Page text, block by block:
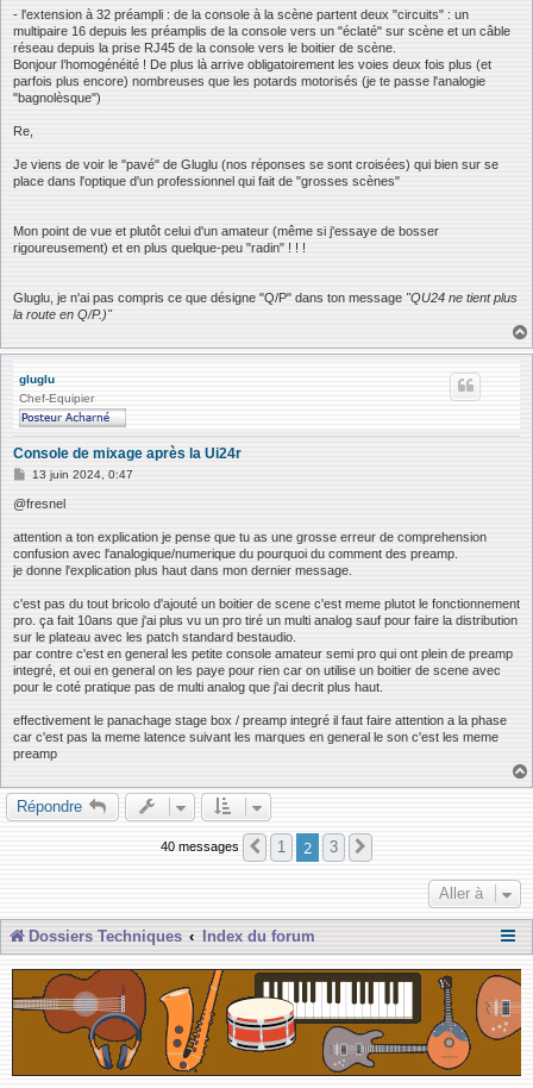
- l'extension à 32 préampli : de la console à la scène partent deux "circuits" : un
multipaire 16 depuis les préamplis de la console vers un "éclaté" sur scène et un câble
réseau depuis la prise RJ45 de la console vers le boitier de scène.
Bonjour l’homogénéité ! De plus là arrive obligatoirement les voies deux fois plus (et
parfois plus encore) nombreuses que les potards motorisés (je te passe l'analogie
"bagnolèsque")
Re,
Je viens de voir le "pavé" de Gluglu (nos réponses se sont croisées) qui bien sur se
place dans l'optique d'un professionnel qui fait de "grosses scènes"
Mon point de vue et plutôt celui d'un amateur (même si j'essaye de bosser
rigoureusement) et en plus quelque-peu "radin" ! ! !
Gluglu, je n'ai pas compris ce que désigne "Q/P" dans ton message "QU24 ne tient plus
la route en Q/P.)"
gluglu
Chef-Equipier
Console de mixage après la Ui24r
M
s
g
e
13 juin 2024, 0:47
@fresnel
attention a ton explication je pense que tu as une grosse erreur de comprehension
confusion avec l'analogique/numerique du pourquoi du comment des preamp.
je donne l'explication plus haut dans mon dernier message.
c'est pas du tout bricolo d'ajouté un boitier de scene c'est meme plutot le fonctionnement
pro. ça fait 10ans que j'ai plus vu un pro tiré un multi analog sauf pour faire la distribution
sur le plateau avec les patch standard bestaudio.
par contre c'est en general les petite console amateur semi pro qui ont plein de preamp
integré, et oui en general on les paye pour rien car on utilise un boitier de scene avec
pour le coté pratique pas de multi analog que j'ai decrit plus haut.
effectivement le panachage stage box / preamp integré il faut faire attention a la phase
car c'est pas la meme latence suivant les marques en general le son c'est les meme
preamp
Répondre
40 messages Précédente
1 2 3
Aller à
Dossiers Techniques Index du forum